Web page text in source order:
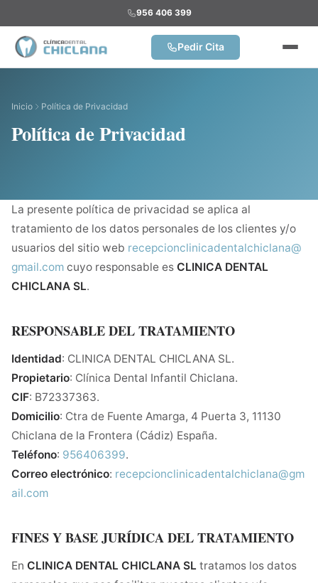
956 406 399
Pedir Cita
Inicio Política de Privacidad
Política de Privacidad
La presente política de privacidad se aplica al
tratamiento de los datos personales de los clientes y/o
usuarios del sitio web recepcionclinicadentalchiclana@
gmail.com cuyo responsable es CLINICA DENTAL
CHICLANA SL.
RESPONSABLE DEL TRATAMIENTO
Identidad: CLINICA DENTAL CHICLANA SL.
Propietario: Clínica Dental Infantil Chiclana.
CIF: B72337363.
Domicilio: Ctra de Fuente Amarga, 4 Puerta 3, 11130
Chiclana de la Frontera (Cádiz) España.
Teléfono: 956406399.
Correo electrónico: recepcionclinicadentalchiclana@gm
ail.com
FINES Y BASE JURÍDICA DEL TRATAMIENTO
En CLINICA DENTAL CHICLANA SL tratamos los datos